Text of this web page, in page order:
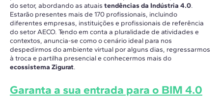
do setor, abordando as atuais tendências da Indústria 4.0.
Estarão presentes mais de 170 profissionais, incluindo
diferentes empresas, instituições e profissionais de referência
do setor AECO. Tendo em conta a pluralidade de atividades e
contextos, anuncia-se como o cenário ideal para nos
despedirmos do ambiente virtual por alguns dias, regressarmos
à troca e partilha presencial e conhecermos mais do
ecossistema Zigurat.
Garanta a sua entrada para o BIM 4.0